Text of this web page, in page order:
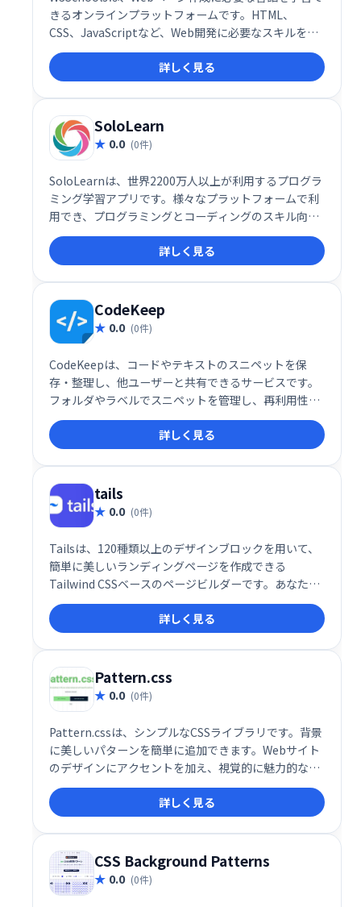
きるオンラインプラットフォームです。HTML、
CSS、JavaScriptなど、Web開発に必要なスキルを段
階的に習得できます。初心者から上級者まで、豊富な
チュートリアルとリファレンスで、Web開発の知識を
効率的に深められます。無料で利用でき、いつでもど
こでも学習を始められます。
詳しく見る
SoloLearn
0.0 (0件)
SoloLearnは、世界2200万人以上が利用するプログラ
ミング学習アプリです。様々なプラットフォームで利
用でき、プログラミングとコーディングのスキル向上
をサポートします。初心者から上級者まで、自身のペ
ースで学習を進められます。楽しく効率的にプログラ
ミングを学びたい方におすすめです。
詳しく見る
CodeKeep
0.0 (0件)
CodeKeepは、コードやテキストのスニペットを保
存・整理し、他ユーザーと共有できるサービスです。
フォルダやラベルでスニペットを管理し、再利用性を
高めます。コードのスクリーンショットを保存して
CodeKeepとリンクすることも可能です。効率的なコ
ード管理を実現します。
詳しく見る
tails
0.0 (0件)
Tailsは、120種類以上のデザインブロックを用いて、
簡単に美しいランディングページを作成できる
Tailwind CSSベースのページビルダーです。あなたの
次のプロジェクトに最適なウェブサイトを、直感的な
操作で素早く構築できます。素晴らしいアイデアを実
現するための究極のツールです。
詳しく見る
Pattern.css
0.0 (0件)
Pattern.cssは、シンプルなCSSライブラリです。背景
に美しいパターンを簡単に追加できます。Webサイト
のデザインにアクセントを加え、視覚的に魅力的な空
間を演出したい方におすすめです。軽量で使いやすい
ので、手軽に導入できます。
詳しく見る
CSS Background Patterns
0.0 (0件)